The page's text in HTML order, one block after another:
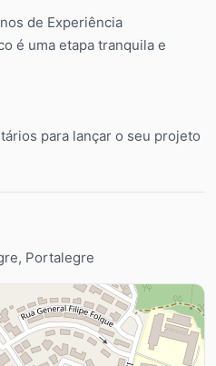
de Experiência
é uma etapa tranquila e
para lançar o seu projeto
Portalegre